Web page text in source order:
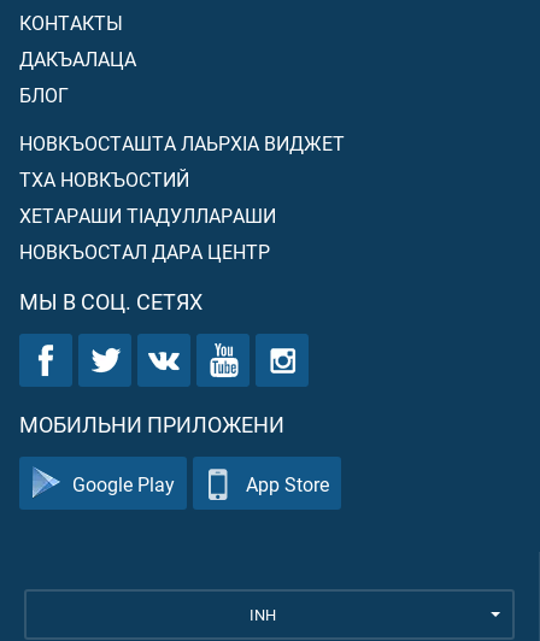
КОНТАКТЫ
ДАКЪАЛАЦА
БЛОГ
НОВКЪОСТАШТА ЛАЬРХIА ВИДЖЕТ
ТХА НОВКЪОСТИЙ
ХЕТАРАШИ ТIАДУЛЛАРАШИ
НОВКЪОСТАЛ ДАРА ЦЕНТР
МЫ В СОЦ. СЕТЯХ
МОБИЛЬНИ ПРИЛОЖЕНИ
Google Play App Store
INH